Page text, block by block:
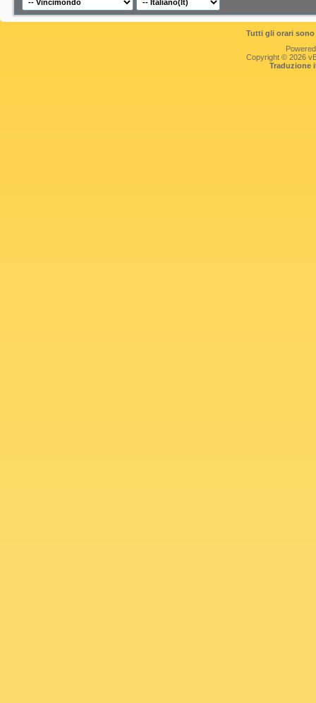
Tutti gli orari
Copyright © 2026
Traduzione